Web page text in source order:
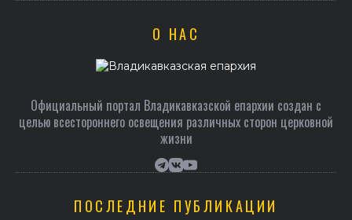
О НАС
Официальный портал Владикавказской епархии создан c
целью всестороннего освещения различных сторон церковной
жизни
ПОСЛЕДНИЕ ПУБЛИКАЦИИ